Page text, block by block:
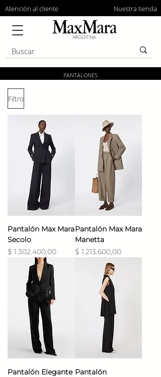
Atención al cliente Nuestra tienda
ARGENTINA
PANTALONES
Filtro
Pantalón Max Mara
Secolo
Precio
$ 1.302.400,00
Pantalón Max Mara
Manetta
Precio
$ 1.213.600,00
Pantalón Elegante Pantalón